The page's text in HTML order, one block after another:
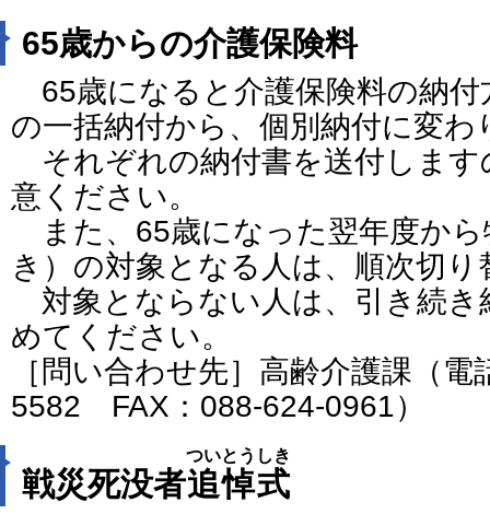
65歳からの介護保険料
65歳になると介護保険料の納付
の一括納付から、個別納付に変わ
それぞれの納付書を送付します
意ください。
また、65歳になった翌年度から
き）の対象となる人は、順次切
対象とならない人は、引き続き
めてください。
［問い合わせ先］高齢介護課（
5582 FAX：088-624-0961）
戦災死没者追悼式
ついとうしき